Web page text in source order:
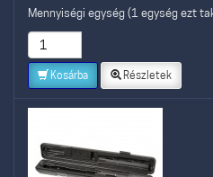
Mennyiségi egység (1 egység ezt
Kosárba Részletek